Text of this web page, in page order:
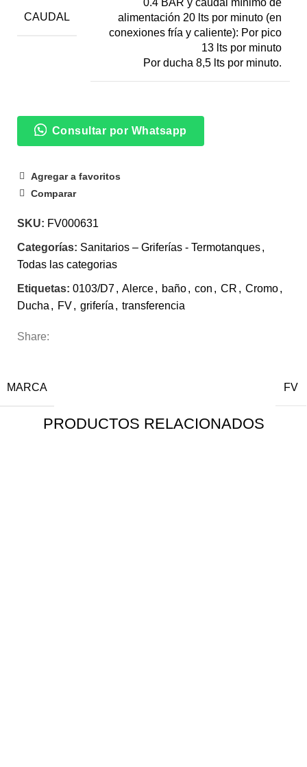
CAUDAL
alimentación 20 lts por minuto (en
conexiones fría y caliente): Por pico
13 lts por minuto
Por ducha 8,5 lts por minuto.
Consultar por Whatsapp
Agregar a favoritos
Comparar
SKU: FV000631
Categorías: Sanitarios – Griferías - Termotanques,
Todas las categorias
Etiquetas: 0103/D7, Alerce, baño, con , CR , Cromo,
Ducha , FV, grifería , transferencia
Share:
MARCA FV
PRODUCTOS RELACIONADOS